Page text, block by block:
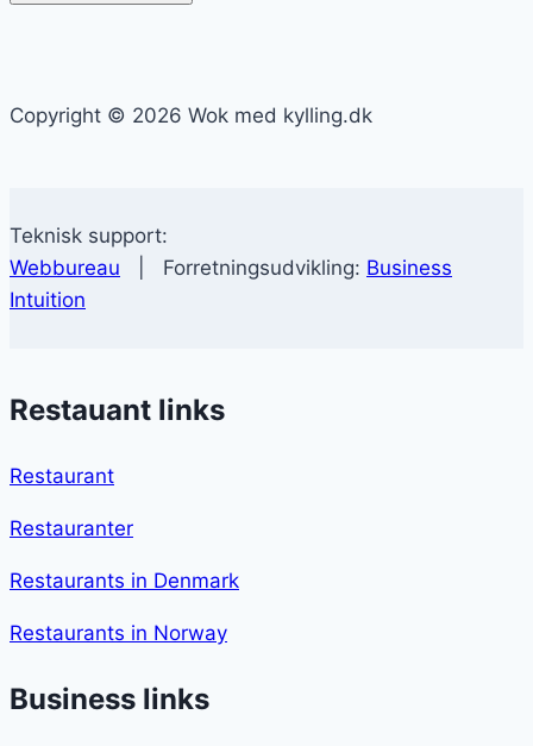
Copyright © 2026 Wok med kylling.dk
Teknisk support:
Webbureau | Forretningsudvikling: Business
Intuition
Restauant links
Restaurant
Restauranter
Restaurants in Denmark
Restaurants in Norway
Business links